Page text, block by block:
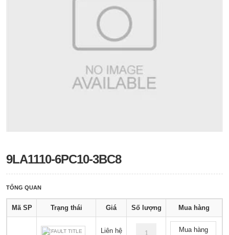
9LA1110-6PC10-3BC8
TỔNG QUAN
Mã SP Trạng thái Giá Số lượng Mua hàng
DEFAULT TITLE Liên hệ Mua hàng